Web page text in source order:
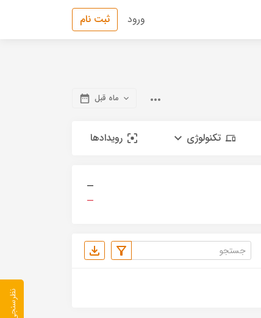
ورود ثبت نام
ماه قبل
تکنولوژی رویدادها
—
—
نظرسنجی